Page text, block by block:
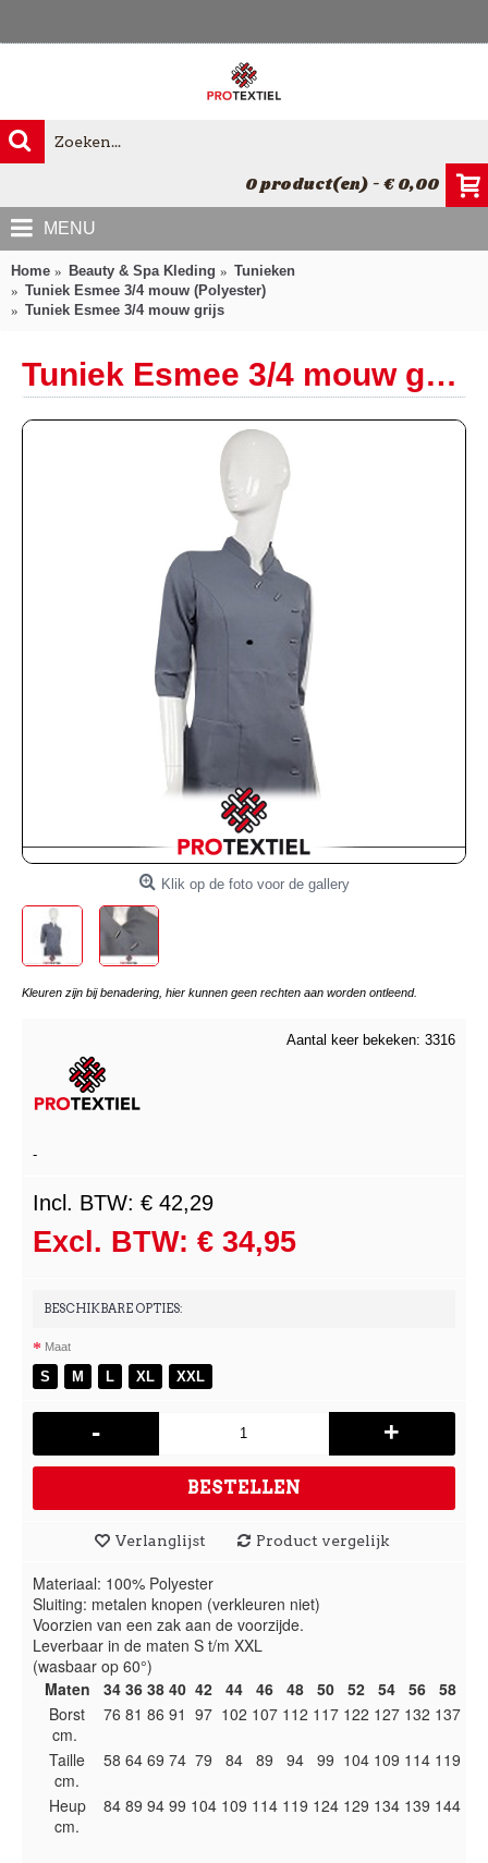
0 product(en) - € 0,00
MENU
Home Beauty & Spa Kleding
Tunieken
Tuniek Esmee 3/4 mouw (Polyester)
Tuniek Esmee 3/4 mouw grijs
Tuniek Esmee 3/4 mouw grijs
Klik op de foto voor de gallery
Kleuren zijn bij benadering, hier kunnen geen rechten aan worden ontleend.
Aantal keer bekeken: 3316
-
Incl. BTW: € 42,29
Excl. BTW: € 34,95
BESCHIKBARE OPTIES:
Maat
S M L XL XXL
- +
BESTELLEN
Verlanglijst Product vergelijk
Materiaal: 100% Polyester
Sluiting: metalen knopen (verkleuren niet)
Voorzien van een zak aan de voorzijde.
Leverbaar in de maten S t/m XXL
(wasbaar op 60°)
Maten
34 36 38 40 42 44 46 48 50 52 54 56 58
Borst
cm.
76 81 86 91 97 102 107 112 117 122 127 132 137
Taille
cm.
58 64 69 74 79 84 89 94 99 104 109 114 119
Heup
cm.
84 89 94 99 104 109 114 119 124 129 134 139 144